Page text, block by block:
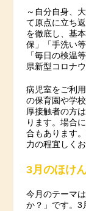
～自分自身、
て原点に立ち
を徹底し、基
保」「手洗い
「毎日の検温
県新型コロナ
病児室をご利
の保育園や学
厚接触者の方
ります。場合
合もあります
力の程宜しく
3月のほけ
今月のテーマ
か？」です。3